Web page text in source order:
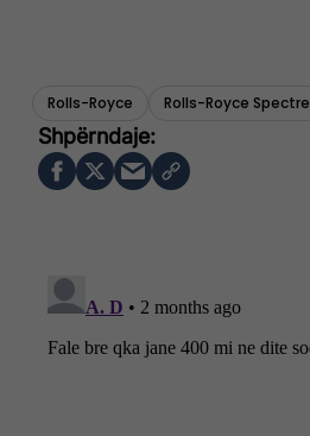
Rolls-Royce Rolls-Royce Spectre